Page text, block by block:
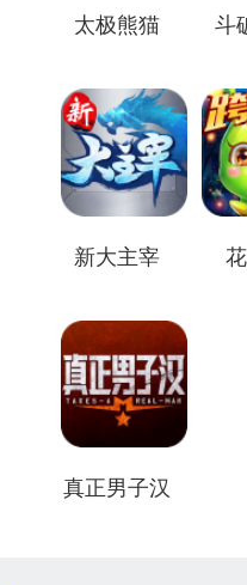
太极熊猫 斗
新大主宰
真正男子汉